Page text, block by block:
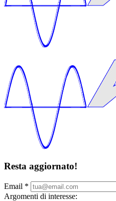
Resta aggiornato!
Email *
Argomenti di interesse: